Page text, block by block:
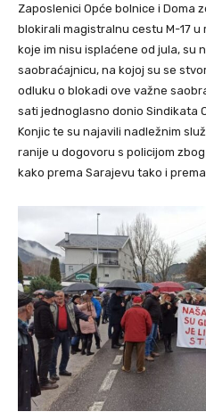
Zaposlenici Opće bolnice i Doma
blokirali magistralnu cestu M-17
koje im nisu isplaćene od jula, su
saobraćajnicu, na kojoj su se
odluku o blokadi ove važne
sati jednoglasno donio Sindikata
Konjic te su najavili nadležnim
ranije u dogovoru s policijom
kako prema Sarajevu tako i